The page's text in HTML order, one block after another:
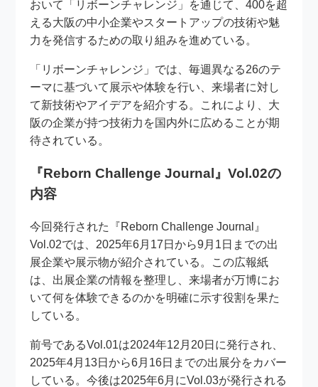
おいて「リボーンチャレンジ」を通じて、400を超
える大阪の中小企業やスタートアップの技術や魅
力を発信するための取り組みを進めている。
「リボーンチャレンジ」では、毎週異なる26のテ
ーマに基づいて展示や体験を行い、来場者に対し
て新技術やアイデアを紹介する。これにより、大
阪の企業が持つ技術力を国内外に広めることが期
待されている。
『Reborn Challenge Journal』Vol.02の
内容
今回発行された『Reborn Challenge Journal』
Vol.02では、2025年6月17日から9月1日までの出
展企業や展示物が紹介されている。この広報紙
は、出展企業の情報を整理し、来場者が万博にお
いて何を体験できるのかを明確に示す役割を果た
している。
前号であるVol.01は2024年12月20日に発行され、
2025年4月13日から6月16日までの出展分をカバー
している。今後は2025年6月にVol.03が発行される